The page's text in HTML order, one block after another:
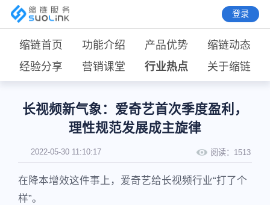
登录
缩链首页 功能介绍 产品优势
缩链动态
经验分享
营销课堂 行业热点 关于缩链
长视频新气象：爱奇艺首次季度盈利，
理性规范发展成主旋律
2022-05-30 11:10:17 阅读： 1513
在降本增效这件事上，爱奇艺给长视频行业“打了个
样”。